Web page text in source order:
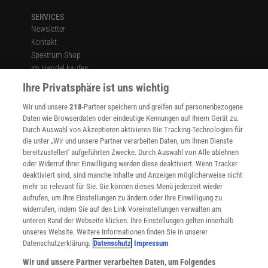
SERVICES
Newsletter
Kontakt
Spektrum Shop
Im Handel kaufen
Presse
Verträge kündigen
Widerruf
INFO
Mediadaten
Datenschutz
Nutzungsbedingungen
Cookie-Einstellungen
Utiq verwalten
Nutzungsbasierte Onlinewerbung
Alle Artikel
Impressum
Angebote für Schulen
Ihre Privatsphäre ist uns wichtig
Wir und unsere218-Partner speichern und greifen auf personenbezogene
Daten wie Browserdaten oder eindeutige Kennungen auf Ihrem Gerät zu.
Durch Auswahl von Akzeptieren aktivieren Sie Tracking-Technologien für
die unter „Wir und unsere Partner verarbeiten Daten, um Ihnen Dienste
bereitzustellen“ aufgeführten Zwecke. Durch Auswahl von Alle ablehnen
oder Widerruf Ihrer Einwilligung werden diese deaktiviert. Wenn Tracker
deaktiviert sind, sind manche Inhalte und Anzeigen möglicherweise nicht
mehr so relevant für Sie. Sie können dieses Menü jederzeit wieder
aufrufen, um Ihre Einstellungen zu ändern oder Ihre Einwilligung zu
widerrufen, indem Sie auf den Link Voreinstellungen verwalten am
unteren Rand der Webseite klicken. Ihre Einstellungen gelten innerhalb
unseres Website. Weitere Informationen finden Sie in unserer
Datenschutzerklärung. Datenschutz Impressum
Wir und unsere Partner verarbeiten Daten, um Folgendes